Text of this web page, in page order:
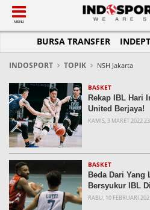
SUB-MENU
SEPAKBOLA
LIGA 1
LIGA 2
LIGA INGGRIS
LIGA ITALIA
LIGA SPANYOL
LIGA CHAMPIONS
LIGA JERMAN
LIGA PRANCIS
SUB-MENU
SPORTAINMENT
SELEBSPORT
LIFESTYLE
SUB-MENU
OTOMOTIF
MOTOGP
FORMULA 1
OTOMANIA
SUB-MENU
RAKET
MMA
FUTSAL
OLIMPIK
E-SPORT
SUB-MENU
JADWAL
KLASEMEN
SUB-MENU
TOPIK HARI INI
PERATURAN OLAHRAGA
TIPS DAN TRIK
INFOGRAFIS
GALERI FOTO
TEMPAT OLAHRAGA
PASUKAN SEHAT
KOMUNITAS SEHAT
MENU
BURSA TRANSFER
INDOSPORT TOPIK NSH Jakarta
BASKET
Rekap IBL Hari
United Berjaya!
KAMIS, 3 MARET 2022
BASKET
Beda Dari Yang
Bersyukur IBL
RABU, 10 FEBRUARI